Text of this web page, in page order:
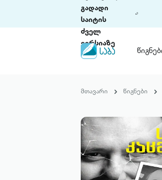
გადადი
საიტის
ძველ
ვერსიაზე
ჩვენ შესახებ
პაკეტები
მთავარი წიგნები